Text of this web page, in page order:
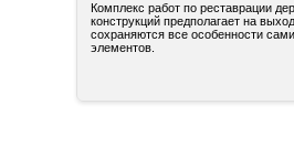
Комплекс работ по реставрации
конструкций предполагает на
сохраняются все особенности
элементов.